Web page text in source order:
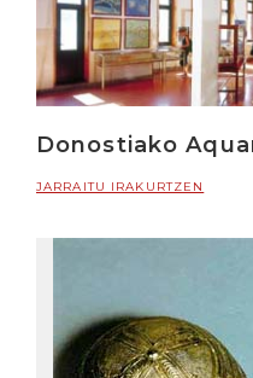
Donostiako
JARRAITU IRAKURTZEN